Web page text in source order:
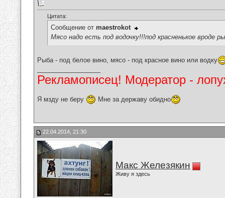
Цитата:
Сообщение от maestrokot
Мясо надо есть под водочку!!!под красненькое вроде
Рыба - под белое вино, мясо - под красное вино или водку
Рекламописец! Модератор -
Я мзду не беру Мне за державу обидно
22.04.2014, 21:30
Макс Железякин
Живу я здесь